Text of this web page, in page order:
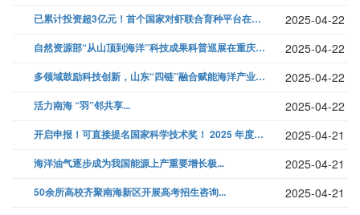
已累计投资超3亿元！首个国家对虾联合育种平台在山东滨州启动运营... 2025-04-22
自然资源部“从山顶到海洋”科技成果科普巡展在重庆启动... 2025-04-22
多领域鼓励科技创新，山东“四链”融合赋能海洋产业发展... 2025-04-22
活力南海 “羽”邻共享... 2025-04-22
开启申报！可直接提名国家科学技术奖！ 2025 年度中国海洋工程咨询协... 2025-04-21
海洋油气逐步成为我国能源上产重要增长极... 2025-04-21
50余所高校齐聚南海新区开展高考招生咨询... 2025-04-21